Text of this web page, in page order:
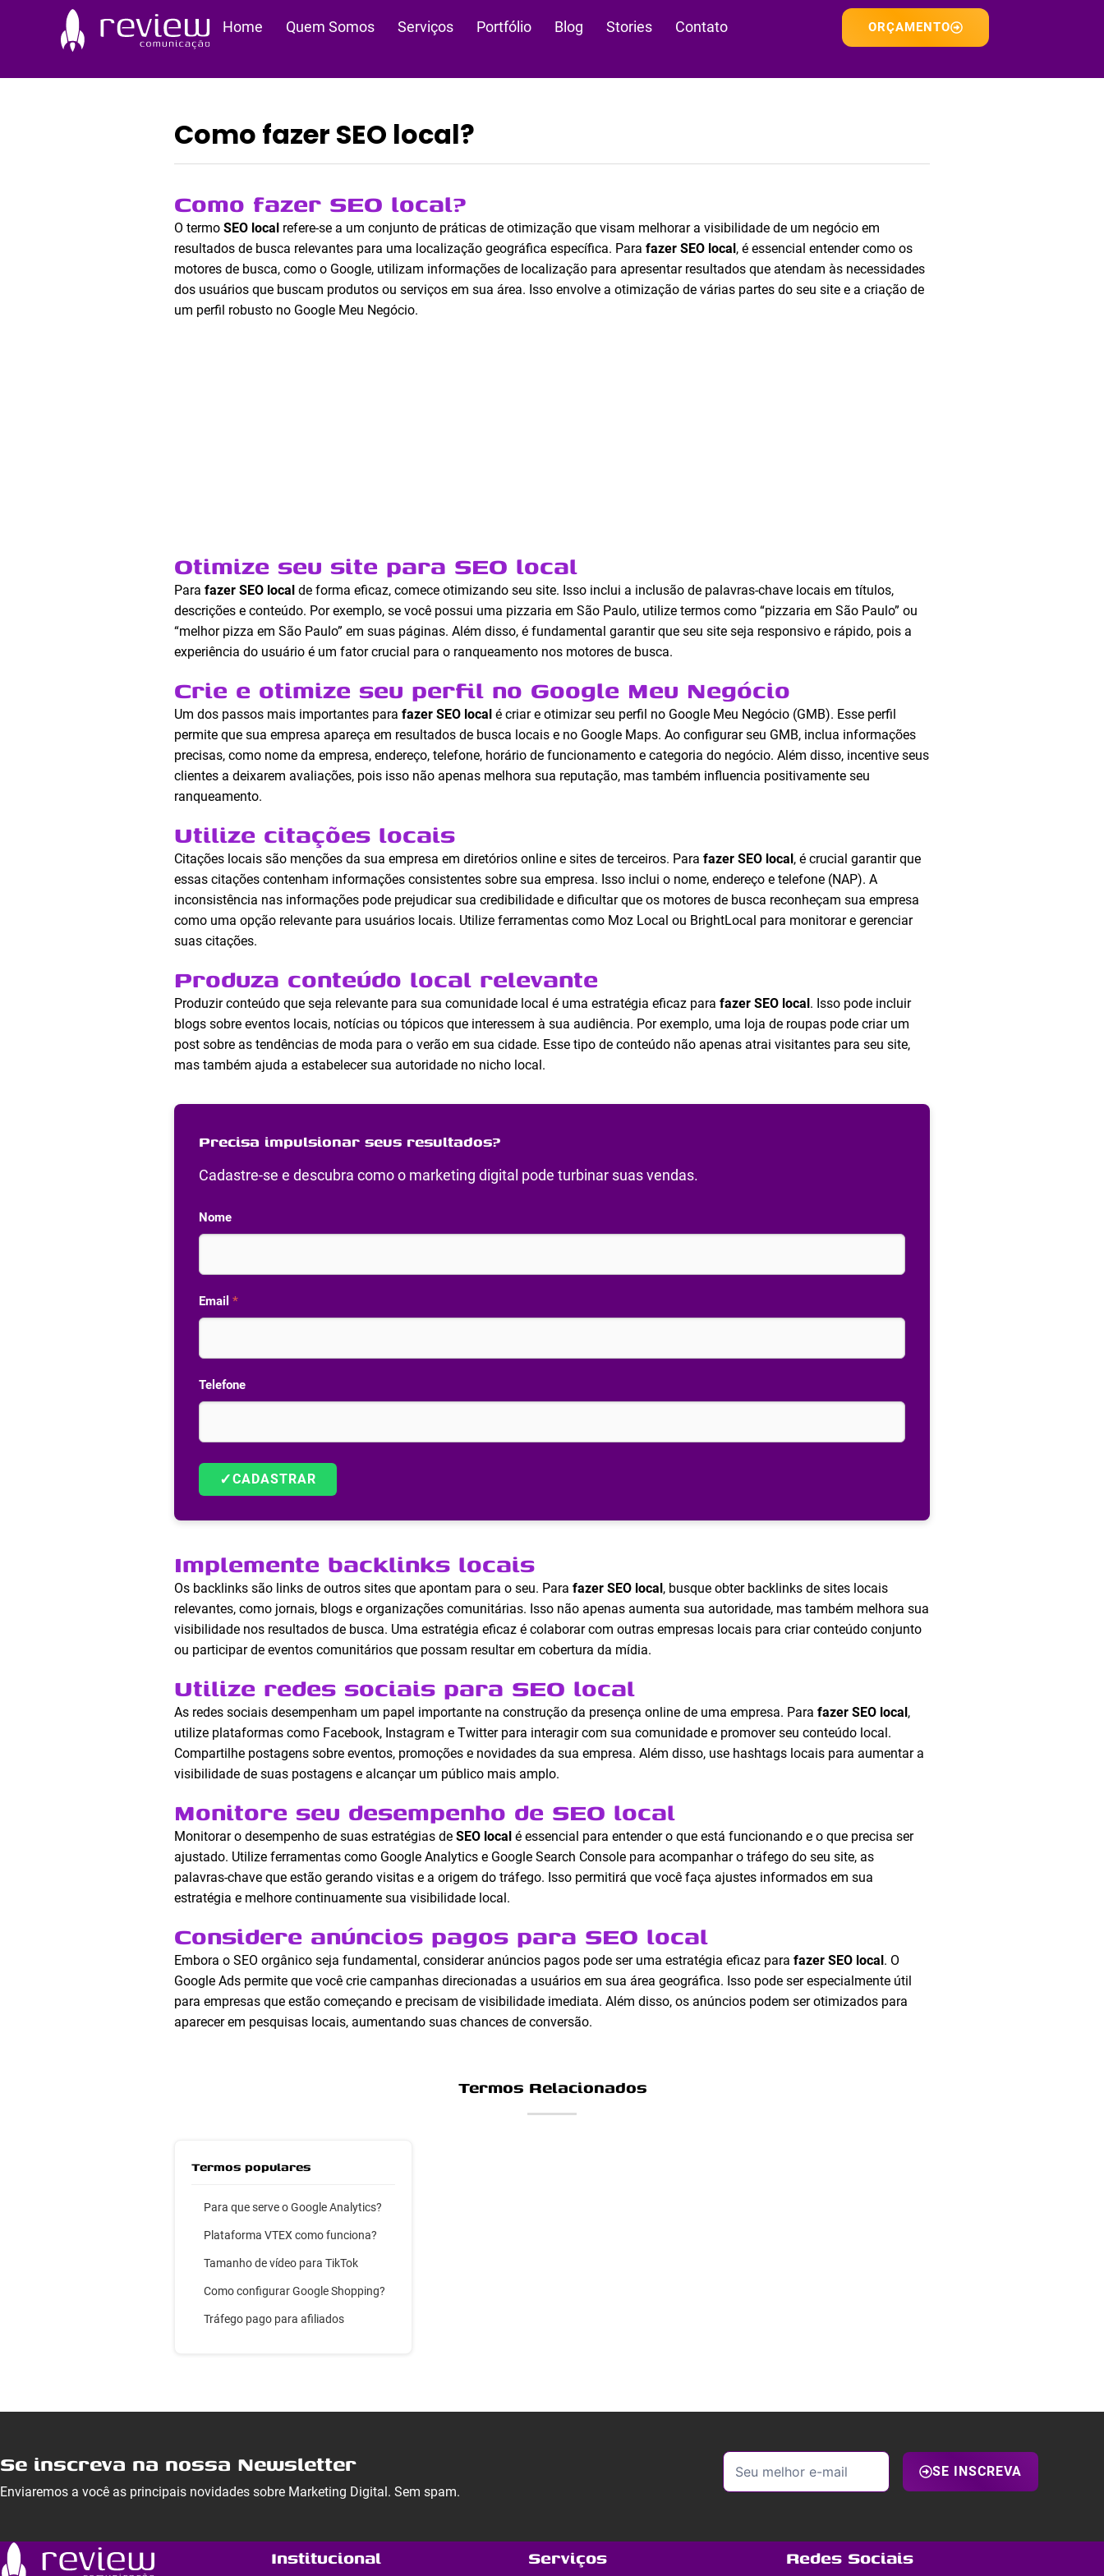
Home Quem Somos Serviços Portfólio Blog Stories Contato ORÇAMENTO
Como fazer SEO local?
Como fazer SEO local?
O termo SEO local refere-se a um conjunto de práticas de otimização que visam melhorar a visibilidade de um negócio em
resultados de busca relevantes para uma localização geográfica específica. Para fazer SEO local, é essencial entender como os
motores de busca, como o Google, utilizam informações de localização para apresentar resultados que atendam às necessidades
dos usuários que buscam produtos ou serviços em sua área. Isso envolve a otimização de várias partes do seu site e a criação de
um perfil robusto no Google Meu Negócio.
Otimize seu site para SEO local
Para fazer SEO local de forma eficaz, comece otimizando seu site. Isso inclui a inclusão de palavras-chave locais em títulos,
descrições e conteúdo. Por exemplo, se você possui uma pizzaria em São Paulo, utilize termos como “pizzaria em São Paulo” ou
“melhor pizza em São Paulo” em suas páginas. Além disso, é fundamental garantir que seu site seja responsivo e rápido, pois a
experiência do usuário é um fator crucial para o ranqueamento nos motores de busca.
Crie e otimize seu perfil no Google Meu Negócio
Um dos passos mais importantes para fazer SEO local é criar e otimizar seu perfil no Google Meu Negócio (GMB). Esse perfil
permite que sua empresa apareça em resultados de busca locais e no Google Maps. Ao configurar seu GMB, inclua informações
precisas, como nome da empresa, endereço, telefone, horário de funcionamento e categoria do negócio. Além disso, incentive seus
clientes a deixarem avaliações, pois isso não apenas melhora sua reputação, mas também influencia positivamente seu
ranqueamento.
Utilize citações locais
Citações locais são menções da sua empresa em diretórios online e sites de terceiros. Para fazer SEO local, é crucial garantir que
essas citações contenham informações consistentes sobre sua empresa. Isso inclui o nome, endereço e telefone (NAP). A
inconsistência nas informações pode prejudicar sua credibilidade e dificultar que os motores de busca reconheçam sua empresa
como uma opção relevante para usuários locais. Utilize ferramentas como Moz Local ou BrightLocal para monitorar e gerenciar
suas citações.
Produza conteúdo local relevante
Produzir conteúdo que seja relevante para sua comunidade local é uma estratégia eficaz para fazer SEO local. Isso pode incluir
blogs sobre eventos locais, notícias ou tópicos que interessem à sua audiência. Por exemplo, uma loja de roupas pode criar um
post sobre as tendências de moda para o verão em sua cidade. Esse tipo de conteúdo não apenas atrai visitantes para seu site,
mas também ajuda a estabelecer sua autoridade no nicho local.
Precisa impulsionar seus resultados?
Cadastre-se e descubra como o marketing digital pode turbinar suas vendas.
Nome
Email *
Telefone
✓CADASTRAR
Implemente backlinks locais
Os backlinks são links de outros sites que apontam para o seu. Para fazer SEO local, busque obter backlinks de sites locais
relevantes, como jornais, blogs e organizações comunitárias. Isso não apenas aumenta sua autoridade, mas também melhora sua
visibilidade nos resultados de busca. Uma estratégia eficaz é colaborar com outras empresas locais para criar conteúdo conjunto
ou participar de eventos comunitários que possam resultar em cobertura da mídia.
Utilize redes sociais para SEO local
As redes sociais desempenham um papel importante na construção da presença online de uma empresa. Para fazer SEO local,
utilize plataformas como Facebook, Instagram e Twitter para interagir com sua comunidade e promover seu conteúdo local.
Compartilhe postagens sobre eventos, promoções e novidades da sua empresa. Além disso, use hashtags locais para aumentar a
visibilidade de suas postagens e alcançar um público mais amplo.
Monitore seu desempenho de SEO local
Monitorar o desempenho de suas estratégias de SEO local é essencial para entender o que está funcionando e o que precisa ser
ajustado. Utilize ferramentas como Google Analytics e Google Search Console para acompanhar o tráfego do seu site, as
palavras-chave que estão gerando visitas e a origem do tráfego. Isso permitirá que você faça ajustes informados em sua
estratégia e melhore continuamente sua visibilidade local.
Considere anúncios pagos para SEO local
Embora o SEO orgânico seja fundamental, considerar anúncios pagos pode ser uma estratégia eficaz para fazer SEO local. O
Google Ads permite que você crie campanhas direcionadas a usuários em sua área geográfica. Isso pode ser especialmente útil
para empresas que estão começando e precisam de visibilidade imediata. Além disso, os anúncios podem ser otimizados para
aparecer em pesquisas locais, aumentando suas chances de conversão.
Termos Relacionados
Termos populares
Para que serve o Google Analytics?
Plataforma VTEX como funciona?
Tamanho de vídeo para TikTok
Como configurar Google Shopping?
Tráfego pago para afiliados
Se inscreva na nossa Newsletter
Enviaremos a você as principais novidades sobre Marketing Digital. Sem spam.
SE INSCREVA
Institucional Serviços Redes Sociais